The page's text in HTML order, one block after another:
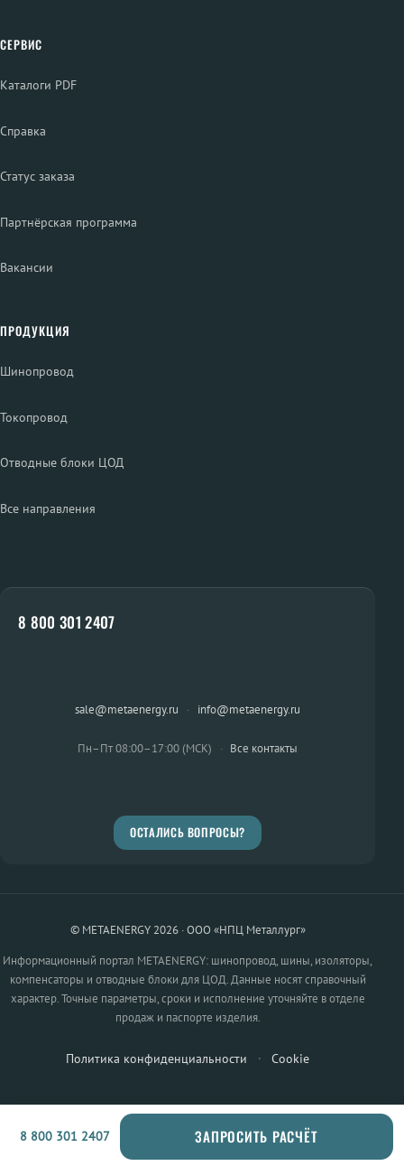
СЕРВИС
Каталоги PDF
Справка
Статус заказа
Партнёрская программа
Вакансии
ПРОДУКЦИЯ
Шинопровод
Токопровод
Отводные блоки ЦОД
Все направления
8 800 301 2407
sale@metaenergy.ru · info@metaenergy.ru
Пн–Пт 08:00–17:00 (МСК) · Все контакты
ОСТАЛИСЬ ВОПРОСЫ?
© METAENERGY 2026 · ООО «НПЦ Металлург»
Информационный портал METAENERGY: шинопровод, шины, изоляторы,
компенсаторы и отводные блоки для ЦОД. Данные носят справочный
характер. Точные параметры, сроки и исполнение уточняйте в отделе
продаж и паспорте изделия.
Политика конфиденциальности · Cookie
8 800 301 2407 ЗАПРОСИТЬ РАСЧЁТ